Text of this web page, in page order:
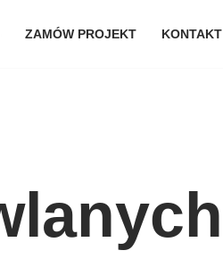
ZAMÓW PROJEKT KONTAKT